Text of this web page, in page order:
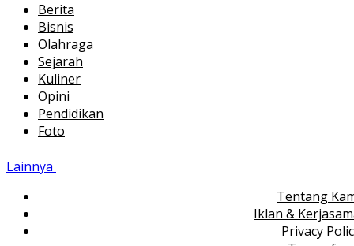
Berita
Bisnis
Olahraga
Sejarah
Kuliner
Opini
Pendidikan
Foto
Lainnya
Tentang
Iklan &
Privacy